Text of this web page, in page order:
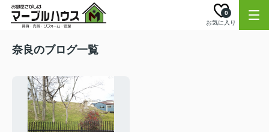
お気に入り
0
奈良のブログ一覧